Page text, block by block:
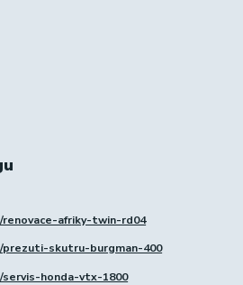
afriky-twin-rd04
skutru-burgman-400
honda-vtx-1800